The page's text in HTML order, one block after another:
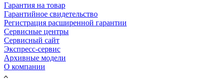
Гарантия на товар
Гарантийное свидетельство
Регистрация расширенной гарантии
Сервисные центры
Сервисный сайт
Экспресс-сервис
Архивные модели
О компании